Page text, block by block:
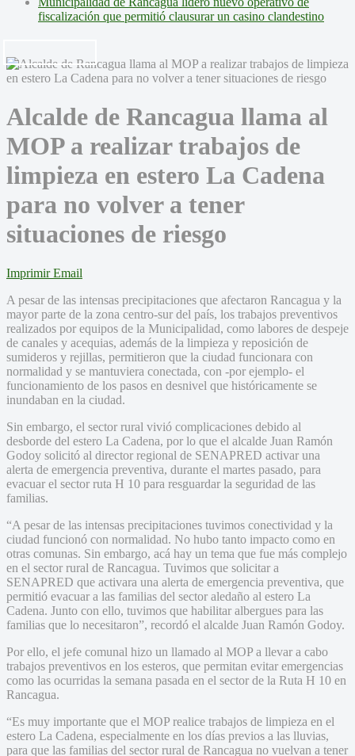
fiscalización que permitió clausurar un casino clandestino
Alcalde de Rancagua llama al
MOP a realizar trabajos de
limpieza en estero La Cadena
para no volver a tener
situaciones de riesgo
Imprimir Email
A pesar de las intensas precipitaciones que afectaron Rancagua y la
mayor parte de la zona centro-sur del país, los trabajos preventivos
realizados por equipos de la Municipalidad, como labores de despeje
de canales y acequias, además de la limpieza y reposición de
sumideros y rejillas, permitieron que la ciudad funcionara con
normalidad y se mantuviera conectada, con -por ejemplo- el
funcionamiento de los pasos en desnivel que históricamente se
inundaban en la ciudad.
Sin embargo, el sector rural vivió complicaciones debido al
desborde del estero La Cadena, por lo que el alcalde Juan Ramón
Godoy solicitó al director regional de SENAPRED activar una
alerta de emergencia preventiva, durante el martes pasado, para
evacuar el sector ruta H 10 para resguardar la seguridad de las
familias.
“A pesar de las intensas precipitaciones tuvimos conectividad y la
ciudad funcionó con normalidad. No hubo tanto impacto como en
otras comunas. Sin embargo, acá hay un tema que fue más complejo
en el sector rural de Rancagua. Tuvimos que solicitar a
SENAPRED que activara una alerta de emergencia preventiva, que
permitió evacuar a las familias del sector aledaño al estero La
Cadena. Junto con ello, tuvimos que habilitar albergues para las
familias que lo necesitaron”, recordó el alcalde Juan Ramón Godoy.
Por ello, el jefe comunal hizo un llamado al MOP a llevar a cabo
trabajos preventivos en los esteros, que permitan evitar emergencias
como las ocurridas la semana pasada en el sector de la Ruta H 10 en
Rancagua.
“Es muy importante que el MOP realice trabajos de limpieza en el
estero La Cadena, especialmente en los días previos a las lluvias,
para que las familias del sector rural de Rancagua no vuelvan a tener